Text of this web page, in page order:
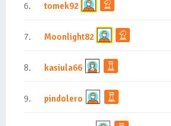
6. tomek92
7. Moonlight82
8. kasiula66
9. pindolero